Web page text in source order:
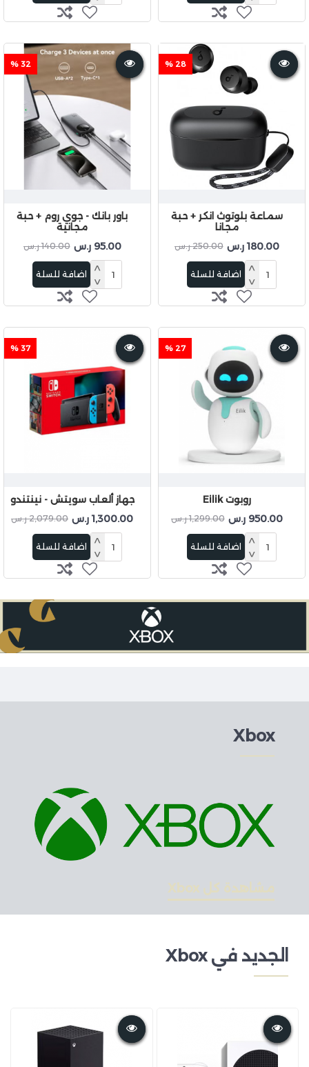
28 %
سماعة بلوتوث انكر + حبة
مجانا
180.00 ر.س
250.00 ر.س
اضافة للسلة
32 %
باور بانك - جوي روم + حبة
مجانية
95.00 ر.س
140.00 ر.س
اضافة للسلة
27 %
روبوت Eilik
950.00 ر.س
1,299.00 ر.س
اضافة للسلة
37 %
جهاز ألعاب سويتش - نينتندو
1,300.00 ر.س
2,079.00 ر.س
اضافة للسلة
Xbox
مشاهدة كل Xbox
الجديد في Xbox